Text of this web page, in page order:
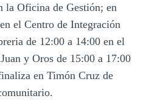
la Oficina de Gestión; en
el Centro de Integración
de 12:00 a 14:00 en el
y Oros de 15:00 a 17:00
en Timón Cruz de